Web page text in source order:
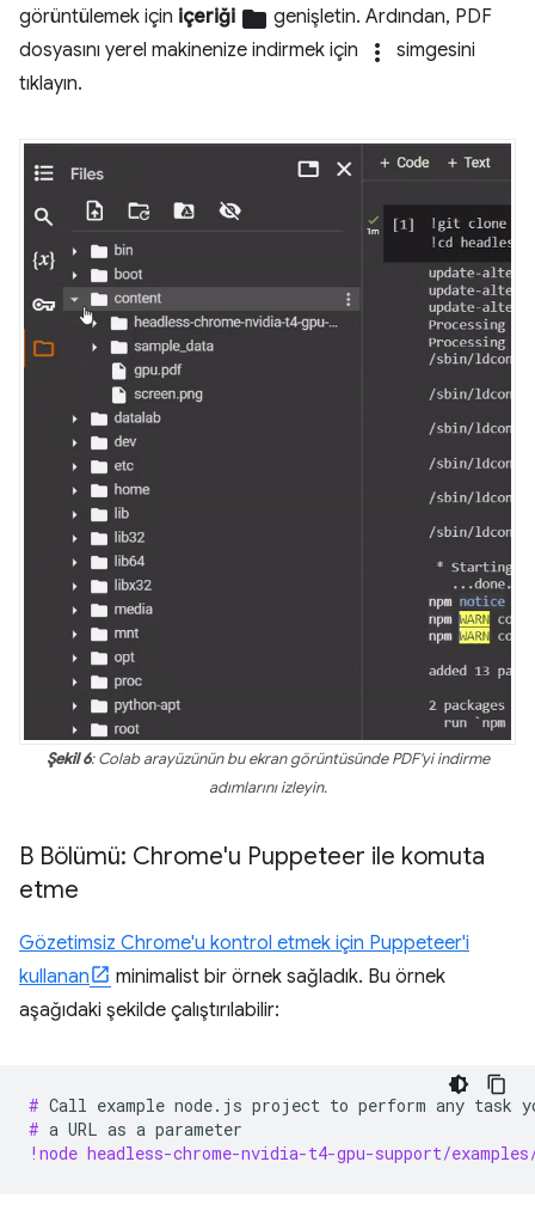
görüntülemek için içeriği folder genişletin. Ardından, PDF
dosyasını yerel makinenize indirmek için
more_vert
simgesini
tıklayın.
Şekil 6: Colab arayüzünün bu ekran görüntüsünde PDF'yi indirme
adımlarını izleyin.
B Bölümü: Chrome'u Puppeteer ile komuta
etme
Gözetimsiz Chrome'u kontrol etmek için Puppeteer'i
kullanan
minimalist bir örnek sağladık. Bu örnek
aşağıdaki şekilde çalıştırılabilir:
# Call example node.js project to perform any task
# a URL as a
!node headless-chrome-nvidia-t4-gpu-support/